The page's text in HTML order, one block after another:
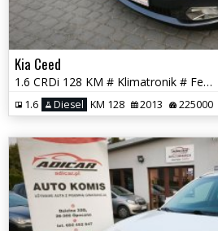
Kia Ceed
1.6 CRDi 128 KM # Klimatronik # Felga # Chrom # Piękna! # GWARANCJA!!
1.6 Diesel KM 128 2013 225000